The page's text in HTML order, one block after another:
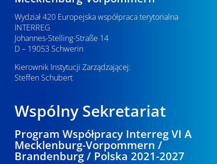
Wydział 420 Europejska współpraca terytorialna
INTERREG
Johannes-Stelling-Straße 14
D – 19053 Schwerin
Kierownik Instytucji Zarządzającej:
Steffen Schubert
Wspólny Sekretariat
Program Współpracy Interreg VI A
Mecklenburg-Vorpommern /
Brandenburg / Polska 2021-2027